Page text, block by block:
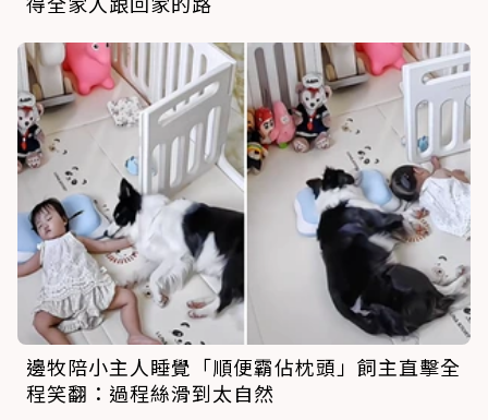
邊牧陪小主人睡覺「順便霸佔枕頭」飼主直擊全
程笑翻：過程絲滑到太自然